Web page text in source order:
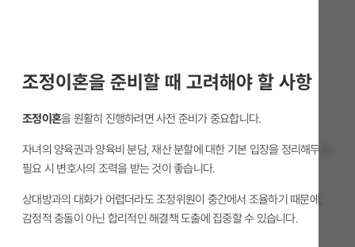
조정이혼을 준비할 때 고려해야 할 사항
조정이혼을 원활히 진행하려면 사전 준비가 중요합니다.
자녀의 양육권과 양육비 분담, 재산 분할에 대한 기본 입장을 정리해두고,
필요 시 변호사의 조력을 받는 것이 좋습니다.
상대방과의 대화가 어렵더라도 조정위원이 중간에서 조율하기 때문에,
감정적 충돌이 아닌 합리적인 해결책 도출에 집중할 수 있습니다.